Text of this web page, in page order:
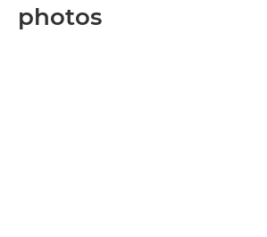
photos